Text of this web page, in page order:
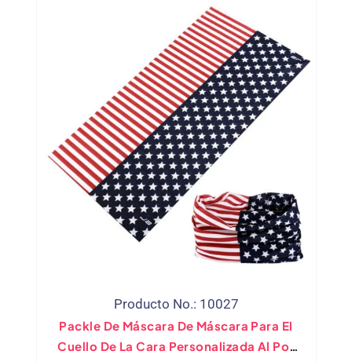
Producto No.: 10027
Packle De Máscara De Máscara Para El
Cuello De La Cara Personalizada Al Por